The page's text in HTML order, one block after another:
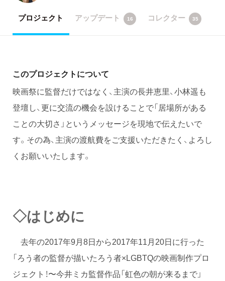
プロジェクト アップデート 16 コレクター 35
このプロジェクトについて
映画祭に監督だけではなく、主演の長井恵里、小林遥も
登壇し、更に交流の機会を設けることで「居場所がある
ことの大切さ」というメッセージを現地で伝えたいで
す。その為、主演の渡航費をご支援いただきたく、よろし
くお願いいたします。
◇はじめに
去年の2017年9月8日から2017年11月20日に行った
「ろう者の監督が描いたろう者×LGBTQの映画制作プロ
ジェクト！〜今井ミカ監督作品「虹色の朝が来るまで」